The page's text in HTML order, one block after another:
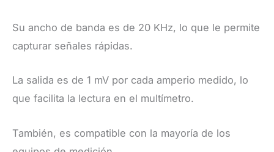
​Su ancho de banda es de 20 KHz, lo que le permite
capturar señales rápidas.
La salida es de 1 mV por cada amperio medido, lo
que facilita la lectura en el multímetro.
También, es compatible con la mayoría de los